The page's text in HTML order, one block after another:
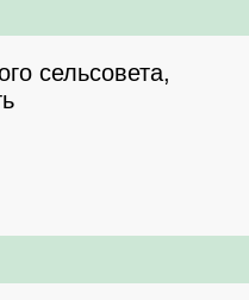
сельсовета,